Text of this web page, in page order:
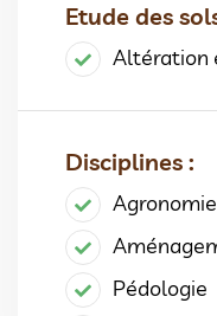
Etude des
Altération
Disciplines :
Agronomie
Pédologie